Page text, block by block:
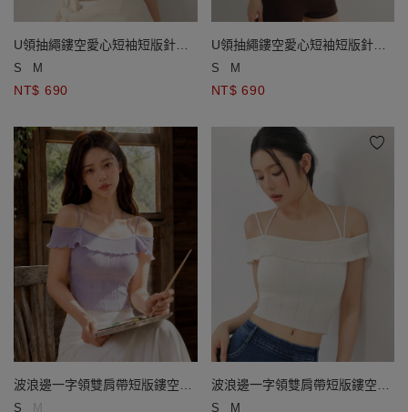
U領抽繩鏤空愛心短袖短版針織
衫
S M
NT$ 690
U領抽繩鏤空愛心短袖短版針織
衫
S M
NT$ 690
波浪邊一字領雙肩帶短版鏤空羅
紋針織上衣(附胸墊)
S M
波浪邊一字領雙肩帶短版鏤空羅
紋針織上衣(附胸墊)
S M